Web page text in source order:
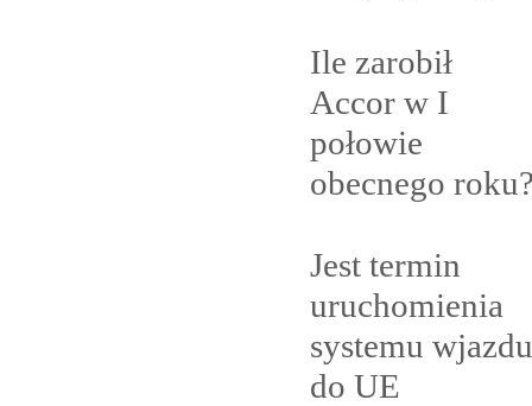
Ile zarobił
Accor w I
połowie
obecnego
Jest termin
uruchomienia
systemu wjazdu
do UE